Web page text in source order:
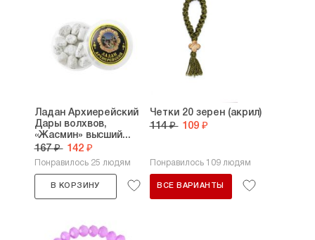
Ладан Архиерейский
Дары волхвов,
«Жасмин» высший...
167 ₽ 142 ₽
Понравилось 25 людям
В КОРЗИНУ
Четки 20 зерен (акрил)
114 ₽ 109 ₽
Понравилось 109 людям
ВСЕ ВАРИАНТЫ